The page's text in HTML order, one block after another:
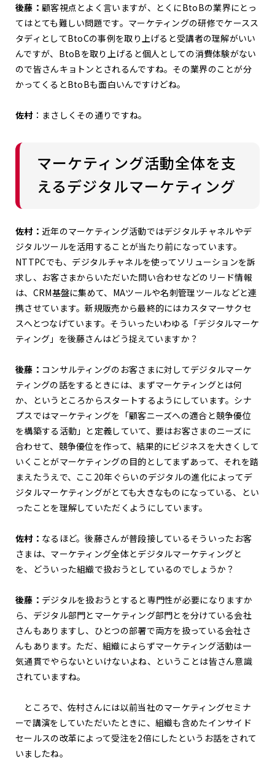
後藤： 顧客視点とよく言いますが、とくにBtoBの業界にとっ
て はとても難しい問題です。マーケティングの研修でケースス
タディとしてBtoCの事例を取り上げると受講者の理解がいい
んですが、BtoBを取り上げると個人としての消費体験がない
ので皆さんキョトンとされるんですね。その業界のことが分
かってくるとBtoBも面白いんですけどね。
佐村：まさしくその通りですね。
マーケティング活動全体を支
えるデジタルマーケティング
佐村： 近年のマーケティング活動ではデジタルチャネルやデ
ジタルツールを活用することが当たり前になっています。
NTTPCでも、デジタルチャネルを使ってソリューションを訴
求し、お客さまからいただいた問い合わせなどのリード情報
は、CRM基盤に集めて、MAツールや名刺管理ツールなどと連
携させています。新規販売から最終的にはカスタマーサクセ
スへとつなげています。そういったいわゆる「デジタルマーケ
ティング」を後藤さんはどう捉えていますか？
後藤： コンサルティングのお客さまに対してデジタルマーケ
ティングの話をするときには、まずマーケティングとは何
か、というところからスタートするようにしています。シナ
プスではマーケティングを「顧客ニーズへの適合と競争優位
を構築する活動」と定義していて、要はお客さまのニーズに
合わせて、競争優位を作って、結果的にビジネスを大きくして
いくことがマーケティングの目的としてまずあって、それを踏
まえたうえで、ここ20年ぐらいのデジタルの進化によってデ
ジタルマーケティングがとても大きなものになっている、とい
ったことを理解していただくようにしています。
佐村： なるほど。後藤さんが普段接しているそういったお客
さまは、マーケティング全体とデジタルマーケティングと
を、どういった組織で扱おうとしているのでしょうか？
後藤： デジタルを扱おうとすると専門性が必要になりますか
ら、デジタル部門とマーケティング部門とを分けている会社
さんもありますし、ひとつの部署で両方を扱っている会社さ
んもあります。ただ、組織によらずマーケティング活動は一
気通貫でやらないといけないよね、ということは皆さん意識
されていますね。
ところで、佐村さんには以前当社のマーケティングセミナ
ーで講演をしていただいたときに、組織も含めたインサイド
セールスの改革によって受注を2倍にしたというお話をされて
いましたね。